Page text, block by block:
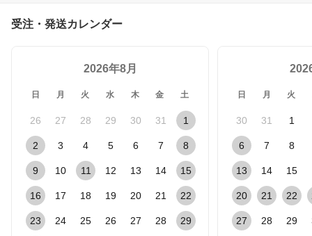
受注・発送カレンダー
2026年8月
日 月 火 水 木 金 土
26 27 28 29 30 31 1
2 3 4 5 6 7 8
9 10 11 12 13 14 15
16 17 18 19 20 21 22
23 24 25 26 27 28 29
日 月 火
30 31 1
6 7 8
13 14 15
20 21 22
27 28 29